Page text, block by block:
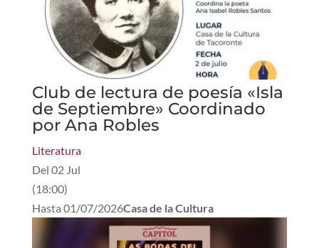
Club de lectura de poesía «Isla
de Septiembre» Coordinado
por Ana Robles
Literatura
Del 02 Jul
(18:00)
Hasta 01/07/2026Casa de la Cultura